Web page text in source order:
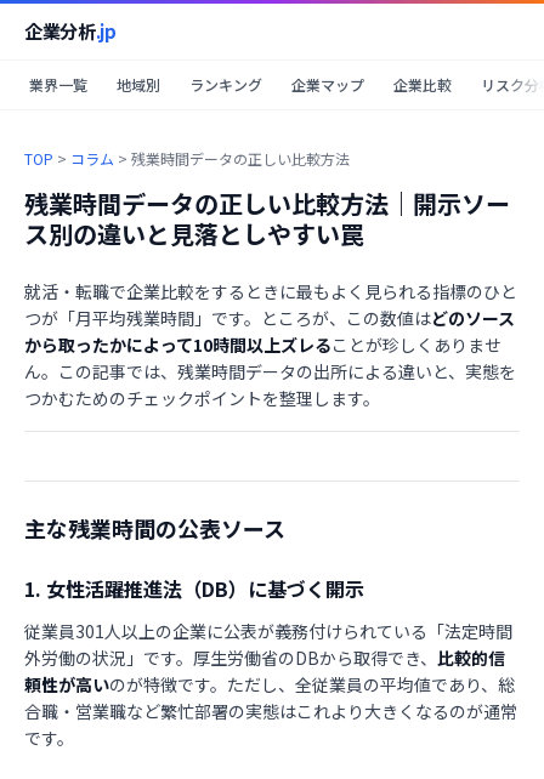
企業分析.jp
業界一覧 地域別 ランキング 企業マップ 企業比較 リスク分
TOP > コラム > 残業時間データの正しい比較方法
残業時間データの正しい比較方法｜開示ソー
ス別の違いと見落としやすい罠
就活・転職で企業比較をするときに最もよく見られる指標のひと
つが「月平均残業時間」です。ところが、この数値はどのソース
から取ったかによって10時間以上ズレることが珍しくありませ
ん。この記事では、残業時間データの出所による違いと、実態を
つかむためのチェックポイントを整理します。
主な残業時間の公表ソース
1. 女性活躍推進法（DB）に基づく開示
従業員301人以上の企業に公表が義務付けられている「法定時間
外労働の状況」です。厚生労働省のDBから取得でき、 比較的信
頼性が高いのが特徴です。ただし、全従業員の平均値であり、総
合職・営業職など繁忙部署の実態はこれより大きくなるのが通常
です。